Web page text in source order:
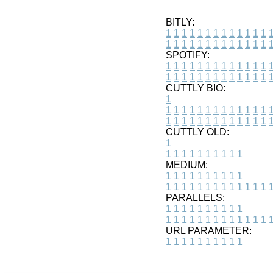
BITLY:
1 1 1 1 1 1 1 1 1 1 1 1 1 1
1 1 1 1 1 1 1 1 1 1 1 1 1 1
SPOTIFY:
1 1 1 1 1 1 1 1 1 1 1 1 1 1
1 1 1 1 1 1 1 1 1 1 1 1 1 1
CUTTLY BIO:
1
1 1 1 1 1 1 1 1 1 1 1 1 1 1
1 1 1 1 1 1 1 1 1 1 1 1 1 1
CUTTLY OLD:
1
1 1 1 1 1 1 1 1 1 1
MEDIUM:
1 1 1 1 1 1 1 1 1 1
1 1 1 1 1 1 1 1 1 1 1 1 1 1
PARALLELS:
1 1 1 1 1 1 1 1 1 1
1 1 1 1 1 1 1 1 1 1 1 1 1 1
URL PARAMETER:
1 1 1 1 1 1 1 1 1 1